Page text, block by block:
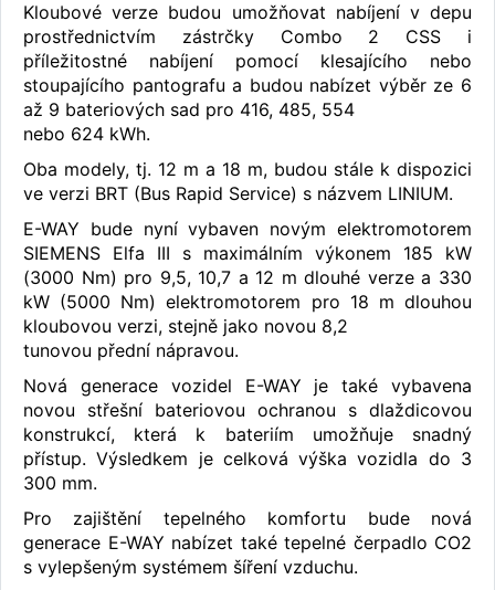
Kloubové verze budou umožňovat nabíjení v depu
prostřednictvím zástrčky Combo 2 CSS i
příležitostné nabíjení pomocí klesajícího nebo
stoupajícího pantografu a budou nabízet výběr ze 6
až 9 bateriových sad pro 416, 485, 554
nebo 624 kWh.
Oba modely, tj. 12 m a 18 m, budou stále k dispozici
ve verzi BRT (Bus Rapid Service) s názvem LINIUM.
E-WAY bude nyní vybaven novým elektromotorem
SIEMENS Elfa III s maximálním výkonem 185 kW
(3000 Nm) pro 9,5, 10,7 a 12 m dlouhé verze a 330
kW (5000 Nm) elektromotorem pro 18 m dlouhou
kloubovou verzi, stejně jako novou 8,2
tunovou přední nápravou.
Nová generace vozidel E-WAY je také vybavena
novou střešní bateriovou ochranou s dlaždicovou
konstrukcí, která k bateriím umožňuje snadný
přístup. Výsledkem je celková výška vozidla do 3
300 mm.
Pro zajištění tepelného komfortu bude nová
generace E-WAY nabízet také tepelné čerpadlo CO2
s vylepšeným systémem šíření vzduchu.